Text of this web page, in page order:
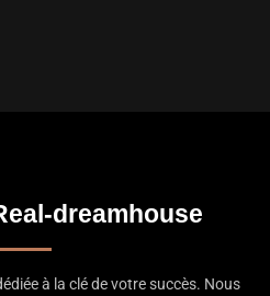
dreamhouse
à la clé de votre succès. Nous